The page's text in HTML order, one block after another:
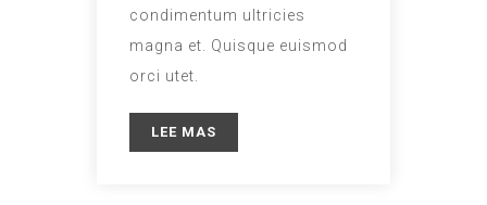
condimentum ultricies
magna et. Quisque euismod
orci utet.
LEE MAS